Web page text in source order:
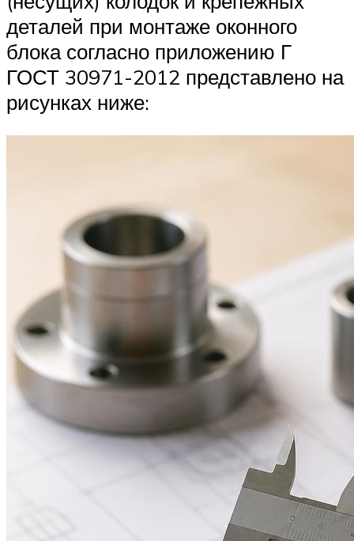
деталей при монтаже оконного
блока согласно приложению Г
ГОСТ 30971-2012 представлено на
рисунках ниже: